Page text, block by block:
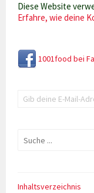
Diese Website
Erfahre, wie deine
1001food bei
Suchen
Inhaltsverzeichnis